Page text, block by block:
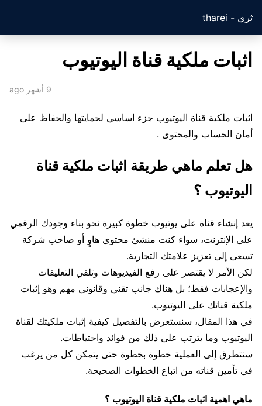
ثري - tharei
اثبات ملكية قناة اليوتيوب
9 أشهر ago
اثبات ملكية قناة اليوتيوب جزء اساسي لحمايتها والحفاظ على
أمان الحساب والمحتوى .
هل تعلم ماهي طريقة اثبات ملكية قناة
اليوتيوب ؟
يعد إنشاء قناة على يوتيوب خطوة كبيرة نحو بناء وجودك الرقمي
على الإنترنت، سواء كنت منشئ محتوى هاوٍ أو صاحب شركة
تسعى إلى تعزيز علامتك التجارية.
لكن الأمر لا يقتصر على رفع الفيديوهات وتلقي التعليقات
والإعجابات فقط؛ بل هناك جانب تقني وقانوني مهم وهو إثبات
ملكية قناتك على اليوتيوب.
في هذا المقال، سنستعرض بالتفصيل كيفية إثبات ملكيتك لقناة
اليوتيوب وما يترتب على ذلك من فوائد واحتياطات.
سنتطرق إلى العملية خطوة بخطوة حتى يتمكن كل من يرغب
في تأمين قناته من اتباع الخطوات الصحيحة.
ماهي اهمية اثبات ملكية قناة اليوتيوب ؟